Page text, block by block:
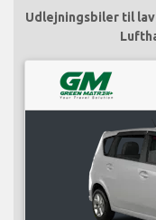
Udlejningsbiler til